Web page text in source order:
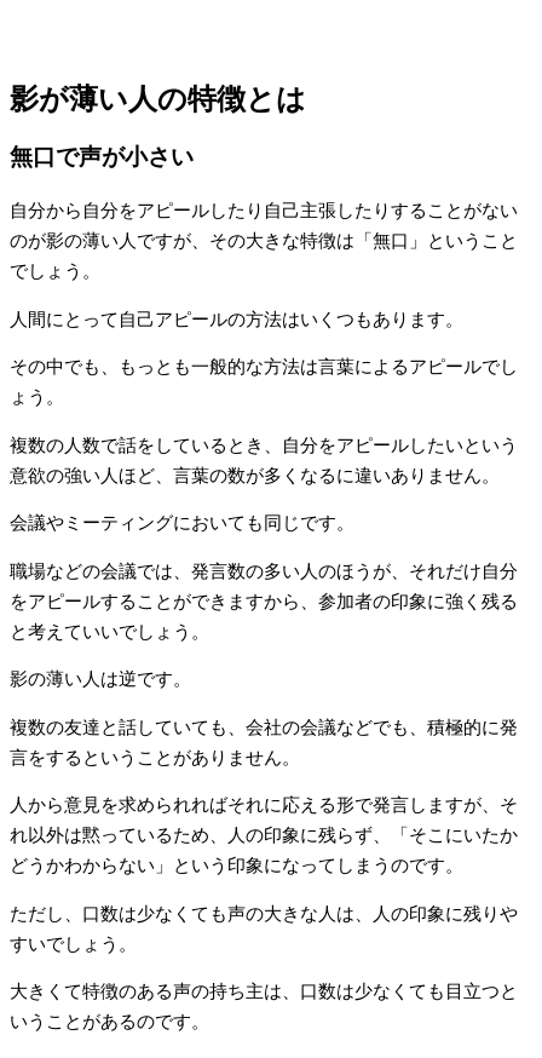
影が薄い人の特徴とは
無口で声が小さい
自分から自分をアピールしたり自己主張したりすることがない
のが影の薄い人ですが、その大きな特徴は「無口」ということ
でしょう。
人間にとって自己アピールの方法はいくつもあります。
その中でも、もっとも一般的な方法は言葉によるアピールでし
ょう。
複数の人数で話をしているとき、自分をアピールしたいという
意欲の強い人ほど、言葉の数が多くなるに違いありません。
会議やミーティングにおいても同じです。
職場などの会議では、発言数の多い人のほうが、それだけ自分
をアピールすることができますから、参加者の印象に強く残る
と考えていいでしょう。
影の薄い人は逆です。
複数の友達と話していても、会社の会議などでも、積極的に発
言をするということがありません。
人から意見を求められればそれに応える形で発言しますが、そ
れ以外は黙っているため、人の印象に残らず、「そこにいたか
どうかわからない」という印象になってしまうのです。
ただし、口数は少なくても声の大きな人は、人の印象に残りや
すいでしょう。
大きくて特徴のある声の持ち主は、口数は少なくても目立つと
いうことがあるのです。